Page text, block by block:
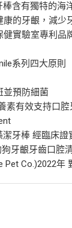
含有獨特的
的牙齦，減少
健實驗室專利品
系列四大原則
並預防細菌
素有效支持口
潔牙棒 經臨床
牙齦牙齒口腔
Pet Co.)2022年